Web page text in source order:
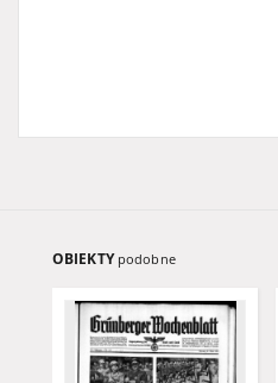
OBIEKTY podobne